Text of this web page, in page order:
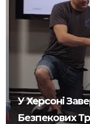
У Херсоні
Безпекових